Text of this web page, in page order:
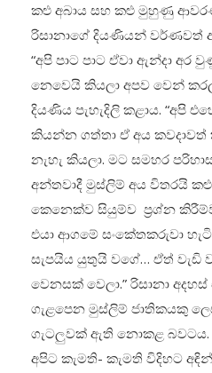
කළු අබාය සහ කළු මුහුණු
රිසානාගේ දියණියන් වර්ණවත්
“අපි පාට පාට ඒවා ඇන්දා අර
නෙවෙයි කියලා අපව වෙන්
දියණිය පැහැදිලි කළාය. “අපි
කියන්න ගත්තා ඒ අය
නැහැ කියලා. මට සමහර
අන්තවාදී මුස්ලිම් අය විතරයි කළු
කෙනෙක්ව සියුම්ව ප්‍රශ්න
එයා ආගමේ සංකේතකරුවා
සැපයිය යුතුයි වගේ… ඒත්
වෙනසක් වෙලා.” රිසානා
ගැළපෙන මුස්ලිම් ජාතිකයකු
ගැටලුවක් ඇති නොකළ බවටය.
අපිට කැමති- කැමති විදිහට